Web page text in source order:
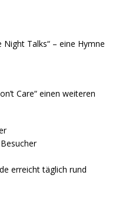
Talks“ – eine Hymne
Care“ einen weiteren
erreicht täglich rund